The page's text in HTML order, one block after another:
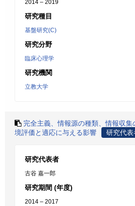
2014 – 2019
研究種目
基盤研究(C)
研究分野
臨床心理学
研究機関
立教大学
完全主義、情報源の種類、情報収
境評価と適応に与える影響
研究代表
研究代表者
古谷 嘉一郎
研究期間 (年度)
2014 – 2017